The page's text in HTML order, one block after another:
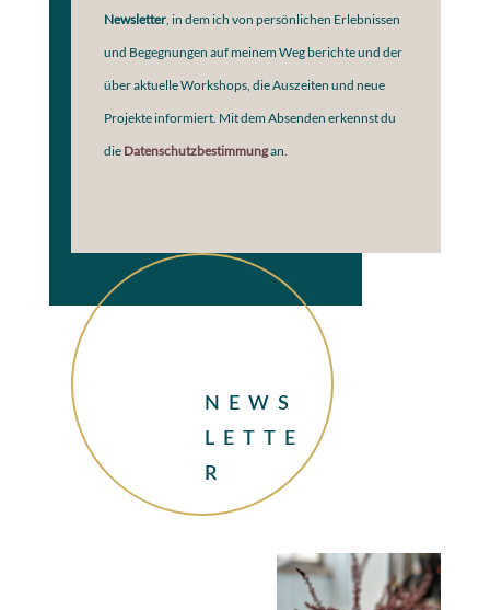
Newsletter, in dem ich von persönlichen Erlebnissen
und Begegnungen auf meinem Weg berichte und der
über aktuelle Workshops, die Auszeiten und neue
Projekte informiert. Mit dem Absenden erkennst du
die Datenschutzbestimmungan.
NEWS
LETTE
R